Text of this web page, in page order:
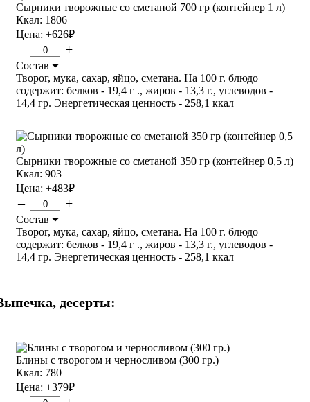
Сырники творожные со сметаной 700 гр (контейнер 1 л)
Ккал: 1806
Цена: +626₽
– +
Состав
Творог, мука, сахар, яйцо, сметана. На 100 г. блюдо
содержит: белков - 19,4 г ., жиров - 13,3 г., углеводов -
14,4 гр. Энергетическая ценность - 258,1 ккал
Сырники творожные со сметаной 350 гр (контейнер 0,5 л)
Ккал: 903
Цена: +483₽
– +
Состав
Творог, мука, сахар, яйцо, сметана. На 100 г. блюдо
содержит: белков - 19,4 г ., жиров - 13,3 г., углеводов -
14,4 гр. Энергетическая ценность - 258,1 ккал
десерты:
Блины с творогом и черносливом (300 гр.)
Ккал: 780
Цена: +379₽